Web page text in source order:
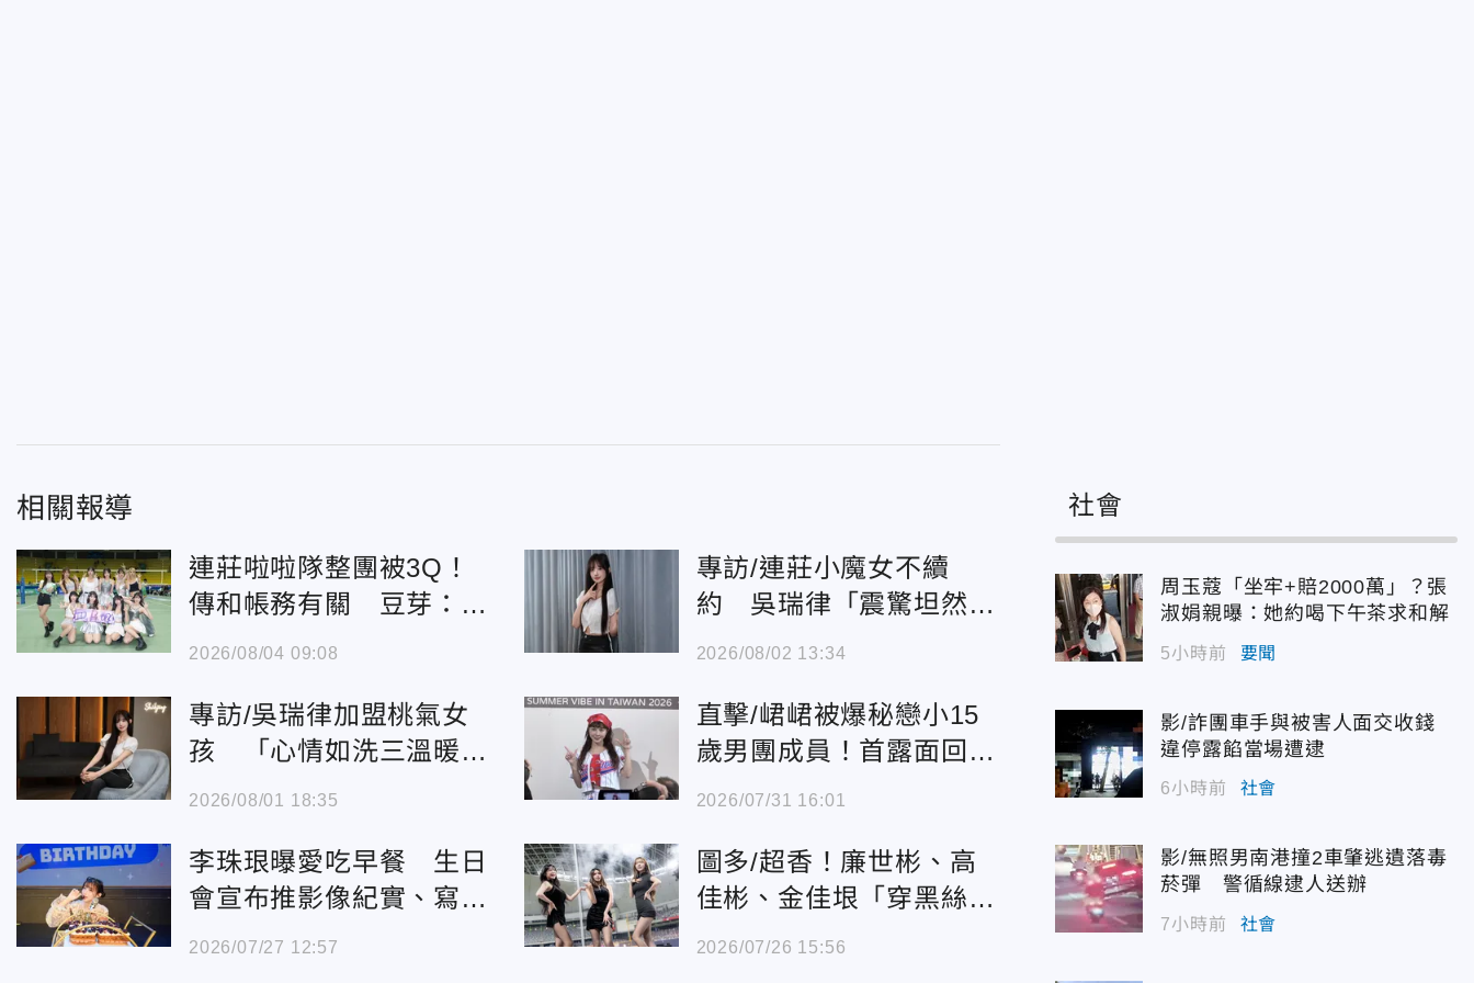
相關報導
連莊啦啦隊整團被3Q！
傳和帳務有關 豆芽：不
接受詆毀
2026/08/04 09:08
專訪/連莊小魔女不續
約 吳瑞律「震驚坦然」
感謝娜比傳訊打氣
2026/08/02 13:34
專訪/吳瑞律加盟桃氣女
孩 「心情如洗三溫暖」
努力學中文飯撒
2026/08/01 18:35
直擊/峮峮被爆秘戀小15
歲男團成員！首露面回應
緋聞 親揭擇偶底線：不
2026/07/31 16:01
李珠珢曝愛吃早餐 生日
會宣布推影像紀實、寫真
月曆
2026/07/27 12:57
圖多/超香！廉世彬、高
佳彬、金佳垠「穿黑絲熱
舞」辣曬美腿太犯規
2026/07/26 15:56
社會
周玉蔻「坐牢+賠2000萬」？張
淑娟親曝：她約喝下午茶求和解
5小時前 要聞
影/詐團車手與被害人面交收錢
違停露餡當場遭逮
6小時前 社會
影/無照男南港撞2車肇逃遺落毒
菸彈 警循線逮人送辦
7小時前 社會